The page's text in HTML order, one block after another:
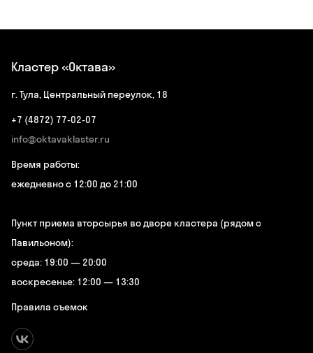
Кластер «Октава»
г. Тула, Центральный переулок, 18
+7 (4872) 77-02-07
info@oktavaklaster.ru
Время работы:
ежедневно с 12:00 до 21:00
Пункт приема вторсырья во дворе кластера (рядом с
Павильоном):
среда: 19:00 — 20:00
воскресенье: 12:00 — 13:30
Правила съемок